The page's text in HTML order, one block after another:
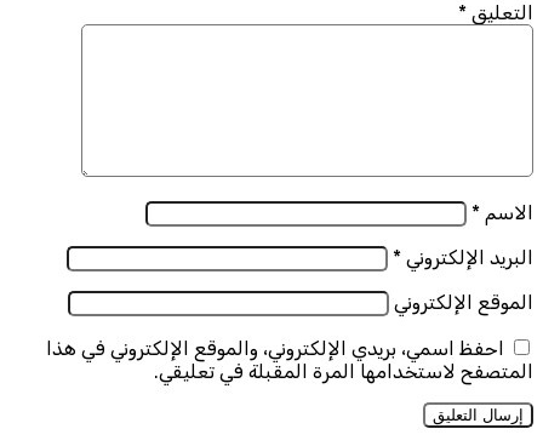
التعليق *
الاسم *
البريد الإلكتروني *
الموقع الإلكتروني
احفظ اسمي، بريدي الإلكتروني، والموقع الإلكتروني في هذا
المتصفح لاستخدامها المرة المقبلة في تعليقي.